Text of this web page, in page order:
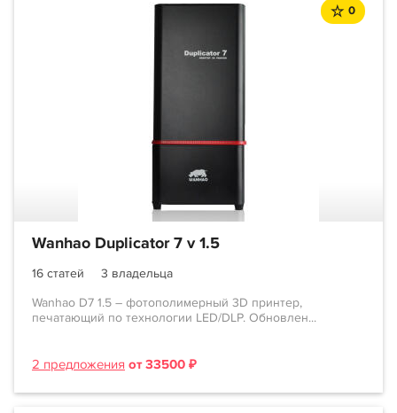
0
Wanhao Duplicator 7 v 1.5
16 статей
3 владельца
Wanhao D7 1.5 – фотополимерный 3D принтер,
печатающий по технологии LED/DLP. Обновлен...
2 предложения от 33500 ₽